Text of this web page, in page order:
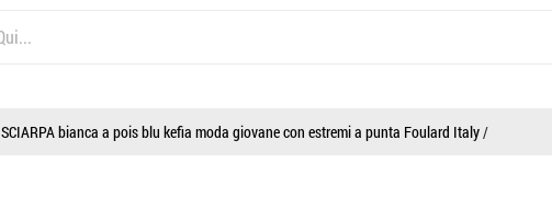
SCIARPA bianca a pois blu kefia moda giovane con estremi a punta Foulard Italy/